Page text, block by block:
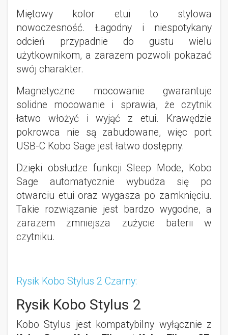
Miętowy kolor etui to stylowa
nowoczesność. Łagodny i niespotykany
odcień przypadnie do gustu wielu
użytkownikom, a zarazem pozwoli pokazać
swój charakter.
Magnetyczne mocowanie gwarantuje
solidne mocowanie i sprawia, że czytnik
łatwo włożyć i wyjąć z etui. Krawędzie
pokrowca nie są zabudowane, więc port
USB-C Kobo Sage jest łatwo dostępny.
Dzięki obsłudze funkcji Sleep Mode, Kobo
Sage automatycznie wybudza się po
otwarciu etui oraz wygasza po zamknięciu.
Takie rozwiązanie jest bardzo wygodne, a
zarazem zmniejsza zużycie baterii w
czytniku.
Rysik Kobo Stylus 2 Czarny:
Rysik Kobo Stylus 2
Kobo Stylus jest kompatybilny wyłącznie z